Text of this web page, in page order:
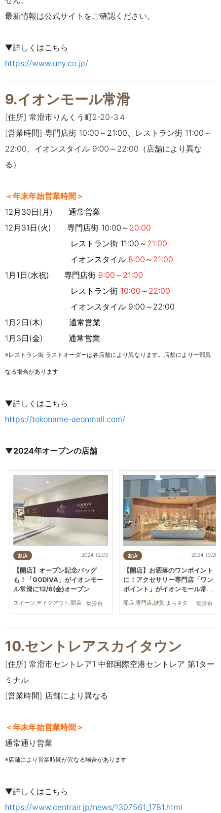
最新情報は公式サイトをご確認ください。
▼詳しくはこちら
https://www.uny.co.jp/
9.イオンモール常滑
[住所] 常滑市りんくう町2-20-3４
[営業時間] 専門店街 10:00 ～21:00、 レストラン街 11:00～
22:00、イオンスタイル 9:00～22:00（店舗により異な
る）
＜年末年始営業時間＞
12月30日(月) 通常営業
12月31日(火) 専門店街 10:00～ 20:00
レストラン街 11:00～ 21:00
イオンスタイル 8:00 ～ 21:00
1月1日(水祝) 専門店街 9:00～21:00
レストラン街 10:00 ～ 22:00
イオンスタイル 9:00～22:00
1月2日(木) 通常営業
1月3日(金) 通常営業
※レストラン街 ラストオーダーは各店舗により異なります。 店舗により一部異
なる場合があります
▼詳しくはこちら
https://tokoname-aeonmall.com/
▼2024年オープンの店舗
お店
常滑市
2024.12.03
【開店】オープン記念バッグ
も！「GODIVA」がイオンモー
ル常滑に12/6(金)オープン
スイーツ,テイクアウト,開店
お店
常滑市
2024.10.20
【開店】お洒落のワンポイント
に！アクセサリー専門店「ワン
ポイント」がイオンモール常滑
に9/20(金)オープン
開店,専門店,雑貨,まちネタ
10.セントレアスカイタウン
[住所] 常滑市セントレア1 中部国際空港セントレア 第1ター
ミナル
[営業時間] 店舗により異なる
＜年末年始営業時間＞
通常通り営業
※店舗により営業時間が異なる場合があります
▼詳しくはこちら
https://www.centrair.jp/news/1307561_1781.html